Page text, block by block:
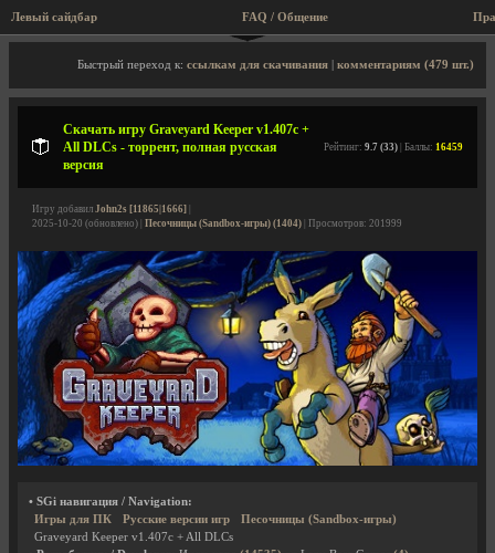
Левый сайдбар FAQ / Общение
Описание игры, торрент, скриншоты, видео
Быстрый переход к: ссылкам для скачивания комментариям (479 шт.)
Скачать игру Graveyard Keeper v1.407c +
All DLCs - торрент, полная русская
версия
Рейтинг: 9.7 (33) | Баллы: 16459
Игру добавил John2s [11865|1666]
2025-10-20 (обновлено) | Песочницы (Sandbox-игры) (1404) | Просмотров: 201999
• SGi навигация / Navigation:
Игры для ПК
Русские версии игр
Песочницы (Sandbox-игры)
Graveyard Keeper v1.407c + All DLCs